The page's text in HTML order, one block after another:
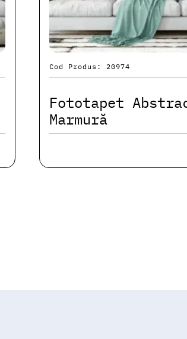
Cod Produs: 20974
Fototapet
Marmură